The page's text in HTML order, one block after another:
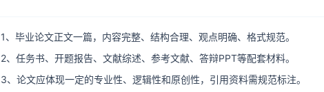
1、毕业论文正文一篇，内容完整、结构合理、观点明确、格式规范。
2、任务书、开题报告、文献综述、参考文献、答辩PPT等配套材料。
3、论文应体现一定的专业性、逻辑性和原创性，引用资料需规范标注。